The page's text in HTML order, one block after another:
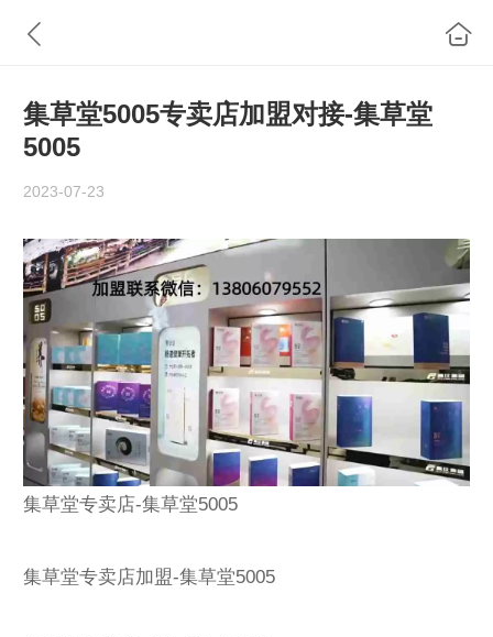
集草堂5005专卖店加盟对接-集草堂
5005
2023-07-23
集草堂专卖店-集草堂5005
集草堂专卖店加盟-集草堂5005